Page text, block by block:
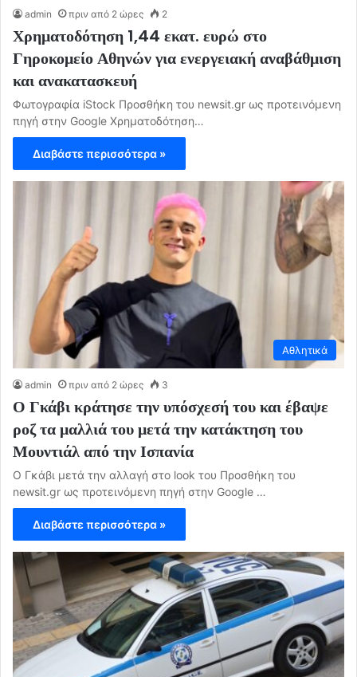
admin πριν από 2 ώρες 2
Χρηματοδότηση 1,44 εκατ. ευρώ στο
Γηροκομείο Αθηνών για ενεργειακή αναβάθμιση
και ανακατασκευή
Φωτογραφία iStock Προσθήκη του newsit.gr ως προτεινόμενη
πηγή στην Google Χρηματοδότηση…
Διαβάστε περισσότερα »
Αθλητικά
admin πριν από 2 ώρες 3
Ο Γκάβι κράτησε την υπόσχεσή του και έβαψε
ροζ τα μαλλιά του μετά την κατάκτηση του
Μουντιάλ από την Ισπανία
Ο Γκάβι μετά την αλλαγή στο look του Προσθήκη του
newsit.gr ως προτεινόμενη πηγή στην Google …
Διαβάστε περισσότερα »